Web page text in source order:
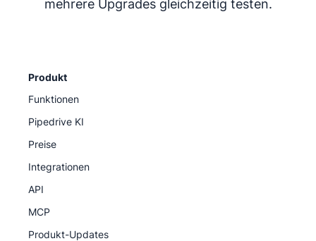
mehrere Upgrades gleichzeitig testen.
Produkt
Funktionen
Pipedrive KI
Preise
Integrationen
API
MCP
Produkt-Updates